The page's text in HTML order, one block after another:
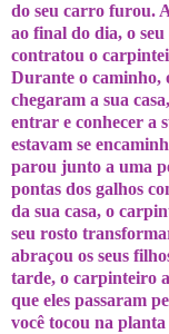
do seu carro furou.
ao final do dia, o
contratou o
Durante o caminho,
chegaram a sua
entrar e conhecer a
estavam se
parou junto a uma
pontas dos galhos
da sua casa, o
seu rosto
abraçou os seus
tarde, o carpinteiro
que eles passaram
você tocou na